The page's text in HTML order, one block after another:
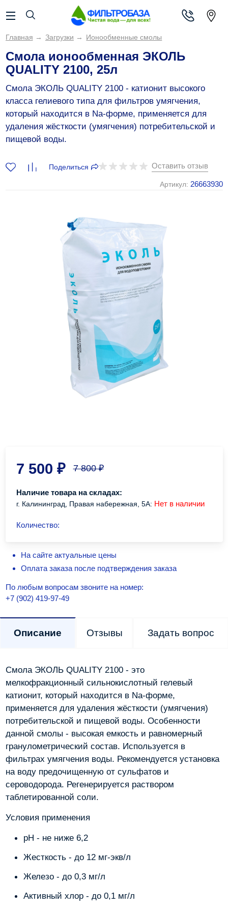
Главная → Загрузки → Ионообменные смолы
Смола ионообменная ЭКОЛЬ
QUALITY 2100, 25л
Смола ЭКОЛЬ QUALITY 2100 - катионит высокого
класса гелиевого типа для фильтров умягчения,
который находится в Na-форме, применяется для
удаления жёсткости (умягчения) потребительской и
пищевой воды.
Оставить отзыв
Артикул: 26663930
Поделиться
7 500 ₽ 7 800₽
Наличие товара на складах:
г. Калининград, Правая набережная, 5А: Нет в наличии
Количество:
На сайте актуальные цены
Оплата заказа после подтверждения заказа
По любым вопросам звоните на номер:
+7 (902) 419-97-49
Описание Отзывы Задать вопрос
Смола ЭКОЛЬ QUALITY 2100 - это
мелкофракционный сильнокислотный гелевый
катионит, который находится в Na-форме,
применяется для удаления жёсткости (умягчения)
потребительской и пищевой воды. Особенности
данной смолы - высокая емкость и равномерный
гранулометрический состав. Используется в
фильтрах умягчения воды. Рекомендуется установка
на воду предочищенную от сульфатов и
сероводорода. Регенерируется раствором
таблетированной соли.
Условия применения
рН - не ниже 6,2
Жесткость - до 12 мг-экв/л
Железо - до 0,3 мг/л
Активный хлор - до 0,1 мг/л